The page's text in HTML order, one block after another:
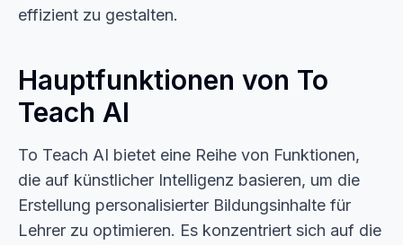
effizient zu gestalten.
Hauptfunktionen von To
Teach AI
To Teach AI bietet eine Reihe von Funktionen,
die auf künstlicher Intelligenz basieren, um die
Erstellung personalisierter Bildungsinhalte für
Lehrer zu optimieren. Es konzentriert sich auf die